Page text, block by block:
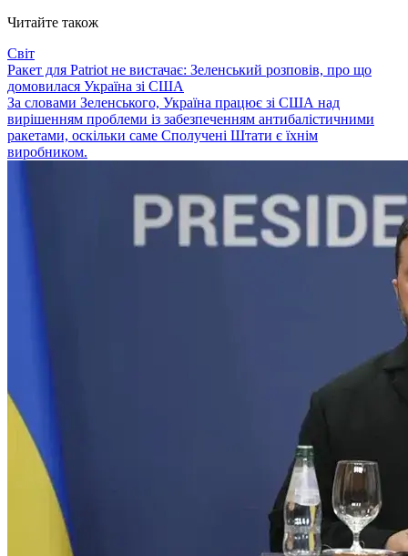
Читайте також
Світ
Ракет для Patriot не вистачає: Зеленський розповів, про що
домовилася Україна зі США
За словами Зеленського, Україна працює зі США над
вирішенням проблеми із забезпеченням антибалістичними
ракетами, оскільки саме Сполучені Штати є їхнім
виробником.